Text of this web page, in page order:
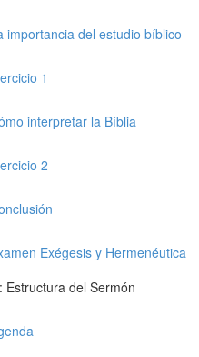
importancia del estudio bíblico
1
interpretar la Bíblia
2
Exégesis y Hermenéutica
Estructura del Sermón